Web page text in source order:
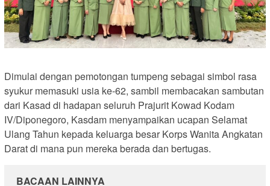
Dimulai dengan pemotongan tumpeng sebagai simbol rasa
syukur memasuki usia ke-62, sambil membacakan sambutan
dari Kasad di hadapan seluruh Prajurit Kowad Kodam
IV/Diponegoro, Kasdam menyampaikan ucapan Selamat
Ulang Tahun kepada keluarga besar Korps Wanita Angkatan
Darat di mana pun mereka berada dan bertugas.
BACAAN LAINNYA